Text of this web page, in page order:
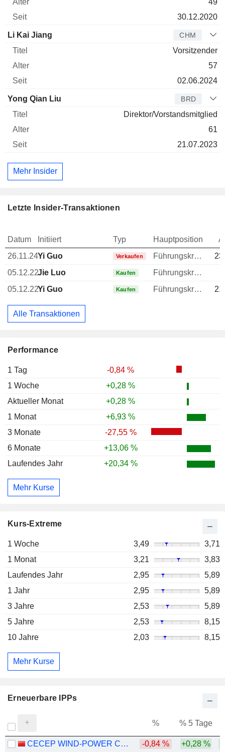
Performance
1 Tag
-0,84 %
1 Woche
+0,28 %
Aktueller Monat
+0,28 %
1 Monat
+6,93 %
3 Monate
-27,55 %
6 Monate
+13,06 %
Laufendes Jahr
+20,34 %
Mehr Kurse
Kurs-Extreme
1 Woche 3,49
3,71
1 Monat
3,21
3,83
Laufendes Jahr
2,95
5,89
1 Jahr
2,95
5,89
3 Jahre
2,53
5,89
5 Jahre
2,53
8,15
10 Jahre
2,03 8,15
Mehr Kurse
30.12.2020
Li Kai Jiang CHM
Vorsitzender
57
02.06.2024
Yong Qian Liu BRD
Direktor/Vorstandsmitglied
61
21.07.2023
Mehr Insider
Letzte Insider-Transaktionen
Datum Initiiert Typ Hauptposition
26.11.24Yi Guo Verkaufen Führungskraft / leitender Angestellter
05.12.22Jie Luo Kaufen Führungskraft / leitender Angestellter
05.12.22Yi Guo Kaufen Führungskraft / leitender Angestellter
Alle Transaktionen
Erneuerbare IPPs
% % 5 Tage
CECEP WIND-POWER CORPORATION CO.,LTD. -0,84 % +0,28 %